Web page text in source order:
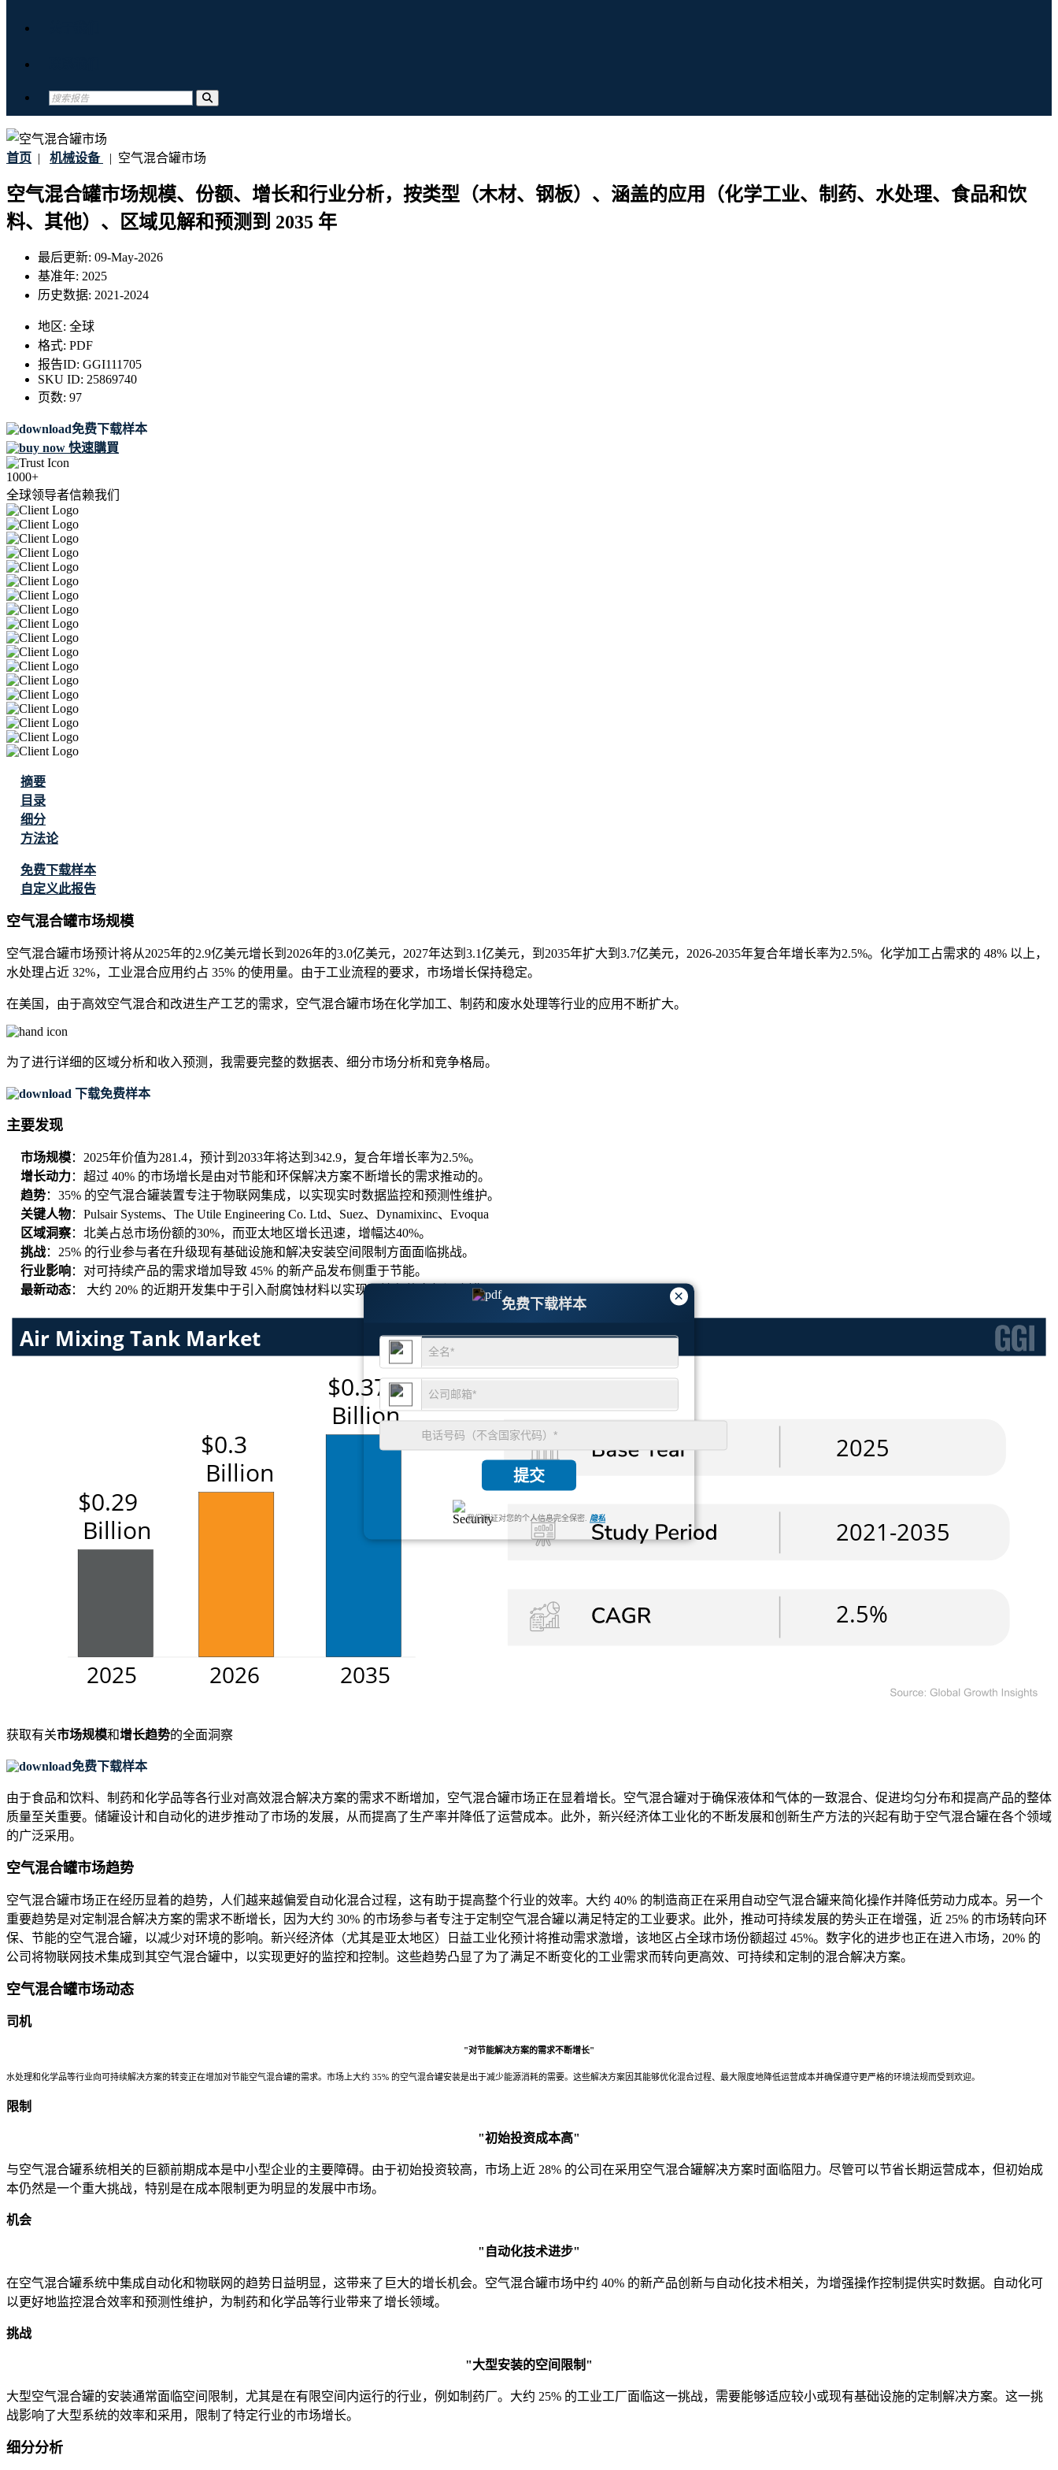
首页 | 机械设备 | 空气混合罐市场
空气混合罐市场规模、份额、增长和行业分析，按类型（木材、钢板）、涵盖的应用（化学工业、制药、水处理、食品和饮
料、其他）、区域见解和预测到 2035 年
最后更新: 09-May-2026
基准年: 2025
历史数据: 2021-2024
地区: 全球
格式: PDF
报告ID: GGI111705
SKU ID: 25869740
页数: 97
免费下载样本
快速購買
1000+
全球领导者信赖我们
×
免费下载样本
提交
我们保证对您的个人信息完全保密. 隐私
摘要
目录
细分
方法论
免费下载样本
自定义此报告
空气混合罐市场规模
空气混合罐市场预计将从2025年的2.9亿美元增长到2026年的3.0亿美元，2027年达到3.1亿美元，到2035年扩大到3.7亿美元，2026-2035年复合年增长率为2.5%。化学加工占需求的 48% 以上，
水处理占近 32%，工业混合应用约占 35% 的使用量。由于工业流程的要求，市场增长保持稳定。
在美国，由于高效空气混合和改进生产工艺的需求，空气混合罐市场在化学加工、制药和废水处理等行业的应用不断扩大。
为了进行详细的区域分析和收入预测，我需要完整的数据表、细分市场分析和竞争格局。
下载免费样本
主要发现
市场规模：2025年价值为281.4，预计到2033年将达到342.9，复合年增长率为2.5%。
增长动力：超过 40% 的市场增长是由对节能和环保解决方案不断增长的需求推动的。
趋势：35% 的空气混合罐装置专注于物联网集成，以实现实时数据监控和预测性维护。
关键人物：Pulsair Systems、The Utile Engineering Co. Ltd、Suez、Dynamixinc、Evoqua
区域洞察：北美占总市场份额的30%，而亚太地区增长迅速，增幅达40%。
挑战：25% 的行业参与者在升级现有基础设施和解决安装空间限制方面面临挑战。
行业影响：对可持续产品的需求增加导致 45% 的新产品发布侧重于节能。
最新动态： 大约 20% 的近期开发集中于引入耐腐蚀材料以实现更持久的空气混合罐。
获取有关市场规模和增长趋势的全面洞察
免费下载样本
由于食品和饮料、制药和化学品等各行业对高效混合解决方案的需求不断增加，空气混合罐市场正在显着增长。空气混合罐对于确保液体和气体的一致混合、促进均匀分布和提高产品的整体
质量至关重要。储罐设计和自动化的进步推动了市场的发展，从而提高了生产率并降低了运营成本。此外，新兴经济体工业化的不断发展和创新生产方法的兴起有助于空气混合罐在各个领域
的广泛采用。
空气混合罐市场趋势
空气混合罐市场正在经历显着的趋势，人们越来越偏爱自动化混合过程，这有助于提高整个行业的效率。大约 40% 的制造商正在采用自动空气混合罐来简化操作并降低劳动力成本。另一个
重要趋势是对定制混合解决方案的需求不断增长，因为大约 30% 的市场参与者专注于定制空气混合罐以满足特定的工业要求。此外，推动可持续发展的势头正在增强，近 25% 的市场转向环
保、节能的空气混合罐，以减少对环境的影响。新兴经济体（尤其是亚太地区）日益工业化预计将推动需求激增，该地区占全球市场份额超过 45%。数字化的进步也正在进入市场，20% 的
公司将物联网技术集成到其空气混合罐中，以实现更好的监控和控制。这些趋势凸显了为了满足不断变化的工业需求而转向更高效、可持续和定制的混合解决方案。
空气混合罐市场动态
司机
"对节能解决方案的需求不断增长"
水处理和化学品等行业向可持续解决方案的转变正在增加对节能空气混合罐的需求。市场上大约 35% 的空气混合罐安装是出于减少能源消耗的需要。这些解决方案因其能够优化混合过程、最大限度地降低运营成本并确保遵守更严格的环境法规而受到欢迎。
限制
"初始投资成本高"
与空气混合罐系统相关的巨额前期成本是中小型企业的主要障碍。由于初始投资较高，市场上近 28% 的公司在采用空气混合罐解决方案时面临阻力。尽管可以节省长期运营成本，但初始成
本仍然是一个重大挑战，特别是在成本限制更为明显的发展中市场。
机会
"自动化技术进步"
在空气混合罐系统中集成自动化和物联网的趋势日益明显，这带来了巨大的增长机会。空气混合罐市场中约 40% 的新产品创新与自动化技术相关，为增强操作控制提供实时数据。自动化可
以更好地监控混合效率和预测性维护，为制药和化学品等行业带来了增长领域。
挑战
"大型安装的空间限制"
大型空气混合罐的安装通常面临空间限制，尤其是在有限空间内运行的行业，例如制药厂。大约 25% 的工业工厂面临这一挑战，需要能够适应较小或现有基础设施的定制解决方案。这一挑
战影响了大型系统的效率和采用，限制了特定行业的市场增长。
细分分析